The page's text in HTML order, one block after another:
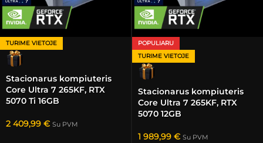
TURIME VIETOJE
Stacionarus kompiuteris
Core Ultra 7 265KF, RTX
5070 Ti 16GB
2 409,99 € Su PVM
POPULIARU
TURIME VIETOJE
Stacionarus kompiuteris
Core Ultra 7 265KF, RTX
5070 12GB
1 989,99 € Su PVM